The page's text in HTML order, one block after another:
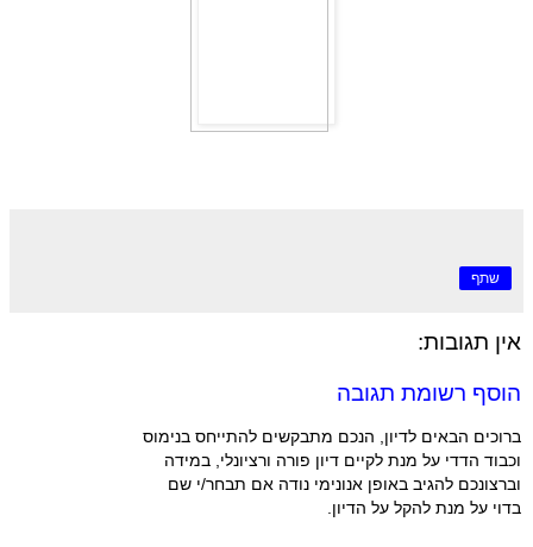
שתף
אין תגובות:
הוסף רשומת תגובה
ברוכים הבאים לדיון, הנכם מתבקשים להתייחס בנימוס
וכבוד הדדי על מנת לקיים דיון פורה ורציונלי, במידה
וברצונכם להגיב באופן אנונימי נודה אם תבחר/י שם
בדוי על מנת להקל על הדיון.